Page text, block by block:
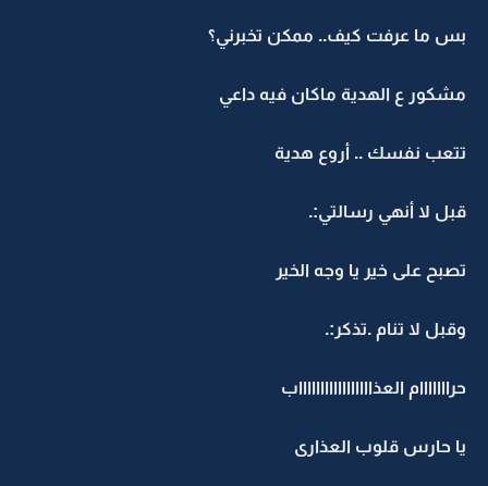
بس ما عرفت كيف.. ممكن تخبرني؟
مشكور ع الهدية ماكان فيه داعي
تتعب نفسك .. أروع هدية
قبل لا أنهي رسالتي:.
تصبح على خير يا وجه الخير
وقبل لا تنام .تذكر:.
حرااااااام العذاااااااااااااااااب
يا حارس قلوب العذارى